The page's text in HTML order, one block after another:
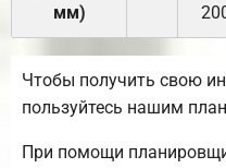
мм)
Чтобы получить свою
пользуйтесь нашим
При помощи